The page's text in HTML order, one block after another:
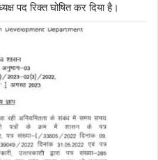
पद रिक्त घोषित कर दिया है।